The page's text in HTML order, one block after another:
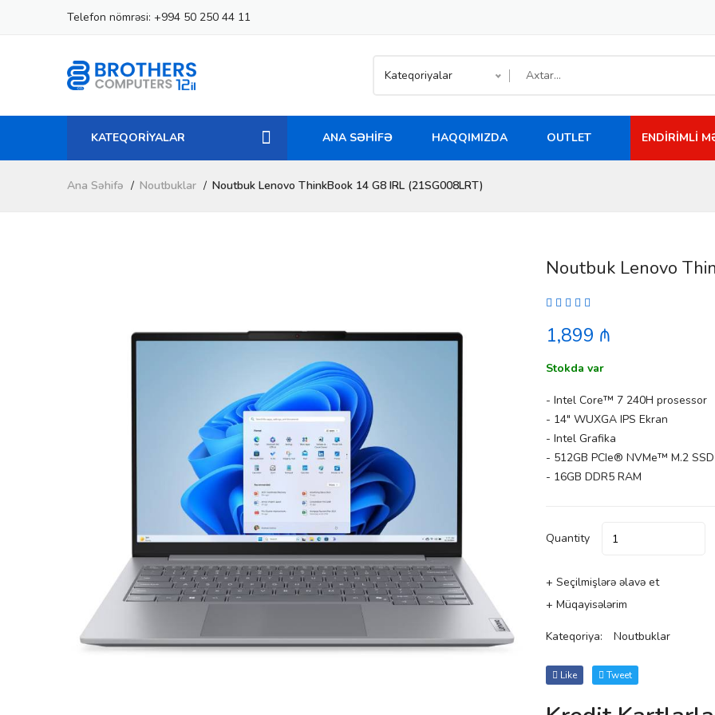
Telefon nömrəsi: +994 50 250 44 11
Kateqoriyalar
KATEQORİYALAR ANA SƏHIFƏ HAQQIMIZDA OUTLET ENDIRIMLI
Ana Səhifə Noutbuklar Noutbuk Lenovo ThinkBook 14 G8 IRL (21SG008LRT)
Noutbuk Lenovo
1,899 ₼
Stokda var
- Intel Core™ 7 240H prosessor
- 14" WUXGA IPS Ekran
- Intel Grafika
- 512GB PCIe® NVMe™ M.2 SSD
- 16GB DDR5 RAM
Quantity
+ Seçilmişlərə əlavə et
+ Müqayisələrim
Kateqoriya: Noutbuklar
Like Tweet